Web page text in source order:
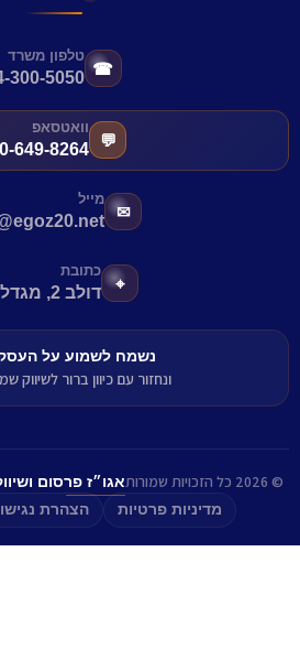
☎
טלפון משרד
300-5050
💬
וואטסאפ
649-8264
✉
מייל
⌖
כתובת
דולב 2, מגדל תפן
נשמח לשמוע על
ונחזור עם כיוון ברור לשיווק
© 2026 כל הזכויות שמורות אגו״ז פרסום
מדיניות פרטיות הצהרת